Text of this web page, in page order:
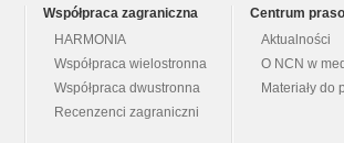
Współpraca zagraniczna
HARMONIA
Współpraca wielostronna
Współpraca dwustronna
Recenzenci zagraniczni
Centrum
Aktualności
O NCN w
Materiały do